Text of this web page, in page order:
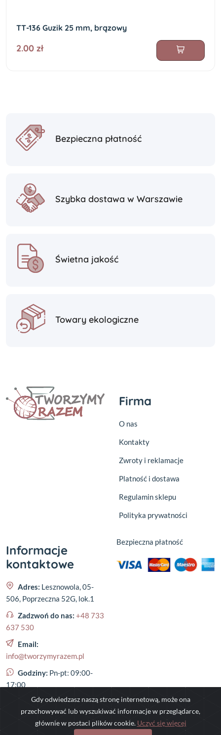
TT-136 Guzik 25 mm, brązowy
2.00 zł
Bezpieczna płatność
Szybka dostawa w Warszawie
Świetna jakość
Towary ekologiczne
Firma
O nas
Kontakty
Zwroty i reklamacje
Platność i dostawa
Regulamin sklepu
Polityka prywatności
Informacje
kontaktowe
Adres: Lesznowola, 05-
506, Poprzeczna 52G, lok.1
Zadzwoń do nas: +48 733
637 530
Email:
info@tworzymyrazem.pl
Godziny: Pn-pt: 09:00-
17:00
Bezpieczna płatność
Gdy odwiedzasz naszą stronę internetową, może ona
przechowywać lub wyszukiwać informacje w przeglądarce,
głównie w postaci plików cookie. Uczyć się więcej